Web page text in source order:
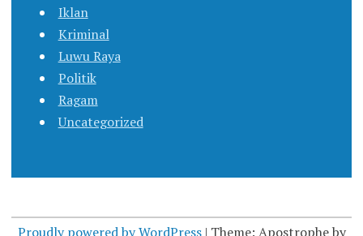
Iklan
Kriminal
Luwu Raya
Politik
Ragam
Uncategorized
Proudly powered by WordPress | Theme: Apostrophe by